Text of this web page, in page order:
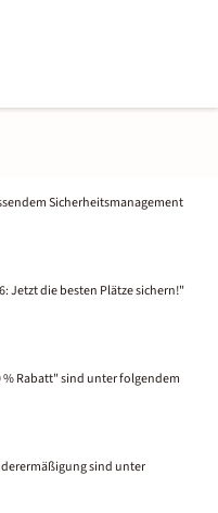
Sicherheitsmanagement
Jetzt die besten Plätze sichern!"
Rabatt" sind unter folgendem
sind unter